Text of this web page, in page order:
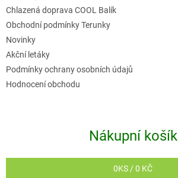
Chlazená doprava COOL Balík
Obchodní podmínky Terunky
Novinky
Akční letáky
Podmínky ochrany osobních údajů
Hodnocení obchodu
Nákupní košík
0KS /0 KČ